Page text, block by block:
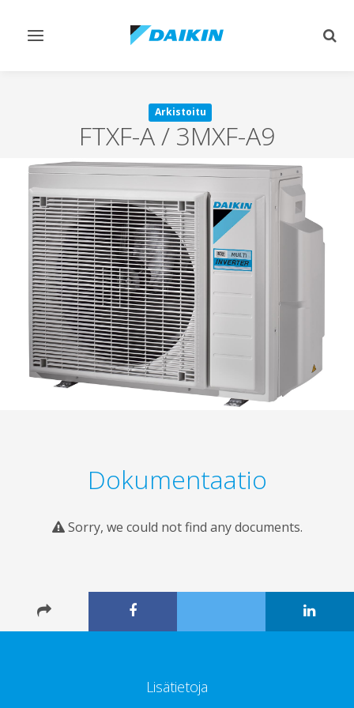
Vaihda
Arkistoitu
FTXF-A / 3MXF-A9
Dokumentaatio
Sorry, we could not find any documents.
Lisätietoja